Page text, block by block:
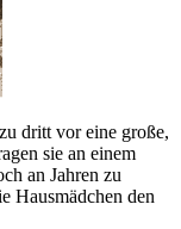
dritt vor eine große,
sie an einem
an Jahren zu
Hausmädchen den